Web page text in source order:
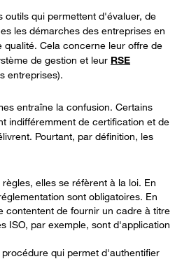
outils qui permettent d'évaluer, de
les démarches des entreprises en
qualité. Cela concerne leur offre de
de gestion et leur RSE
entreprises).
entraîne la confusion. Certains
indifféremment de certification et de
Pourtant, par définition, les
elles se réfèrent à la loi. En
sont obligatoires. En
contentent de fournir un cadre à titre
ISO, par exemple, sont d'application
qui permet d'authentifier